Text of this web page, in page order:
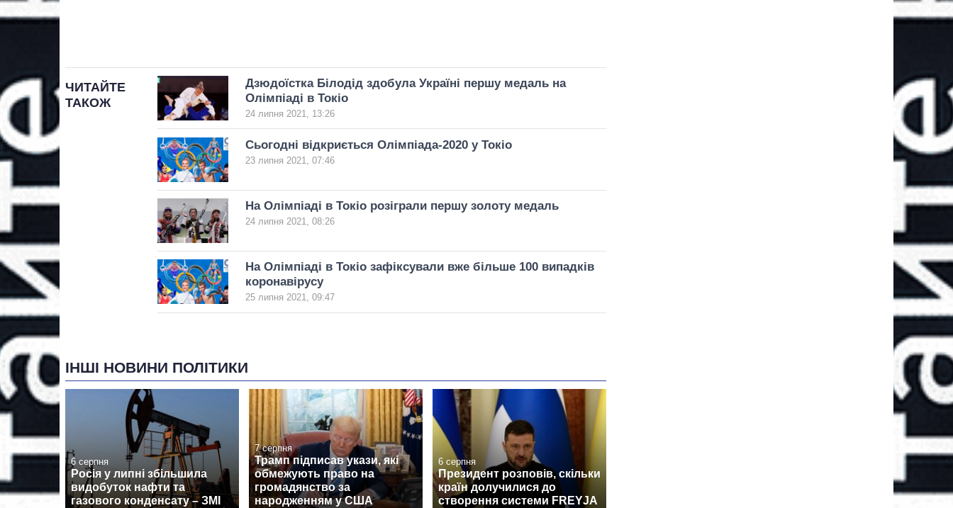
ЧИТАЙТЕ
ТАКОЖ
Дзюдоїстка Білодід здобула Україні першу медаль на
Олімпіаді в Токіо
24 липня 2021, 13:26
Сьогодні відкриється Олімпіада-2020 у Токіо
23 липня 2021, 07:46
На Олімпіаді в Токіо розіграли першу золоту медаль
24 липня 2021, 08:26
На Олімпіаді в Токіо зафіксували вже більше 100 випадків
коронавірусу
25 липня 2021, 09:47
ІНШІ НОВИНИ ПОЛІТИКИ
6 серпня
Росія у липні збільшила
видобуток нафти та
газового конденсату – ЗМІ
7 серпня
Трамп підписав укази, які
обмежують право на
громадянство за
народженням у США
6 серпня
Президент розповів, скільки
країн долучилися до
створення системи FREYJA